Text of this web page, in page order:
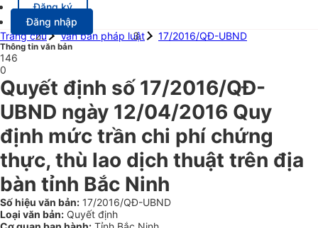
Đăng ký
Đăng nhập
Trang chủ
Văn bản pháp luật 17/2016/QĐ-UBND
Thông tin văn bản
146
0
Quyết định số 17/2016/QĐ-
UBND ngày 12/04/2016 Quy
định mức trần chi phí chứng
thực, thù lao dịch thuật trên địa
bàn tỉnh Bắc Ninh
Số hiệu văn bản: 17/2016/QĐ-UBND
Loại văn bản: Quyết định